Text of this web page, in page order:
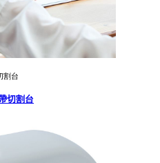
割台
切割台